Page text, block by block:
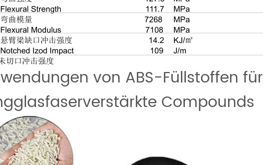
von ABS-Füllstoffen für
Compounds